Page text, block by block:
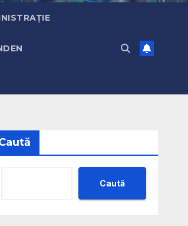
Caută